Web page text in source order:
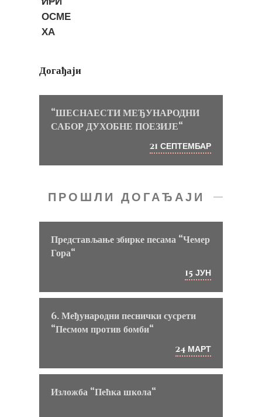
Догађаји
“ШЕСНАЕСТИ МЕЂУНАРОДНИ
САБОР ДУХОБНЕ ПОЕЗИЈЕ“
21 СЕПТЕМБАР
ПРОШЛИ ДОГАЂАЈИ
Представљање збирке песама “Чемер
Гора“
15 ЈУН
6. Међународни песнички сусрети
“Песмом против бомби“
24 МАРТ
Изложба “Пећка школа“